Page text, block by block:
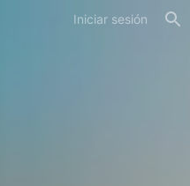
Iniciar sesión